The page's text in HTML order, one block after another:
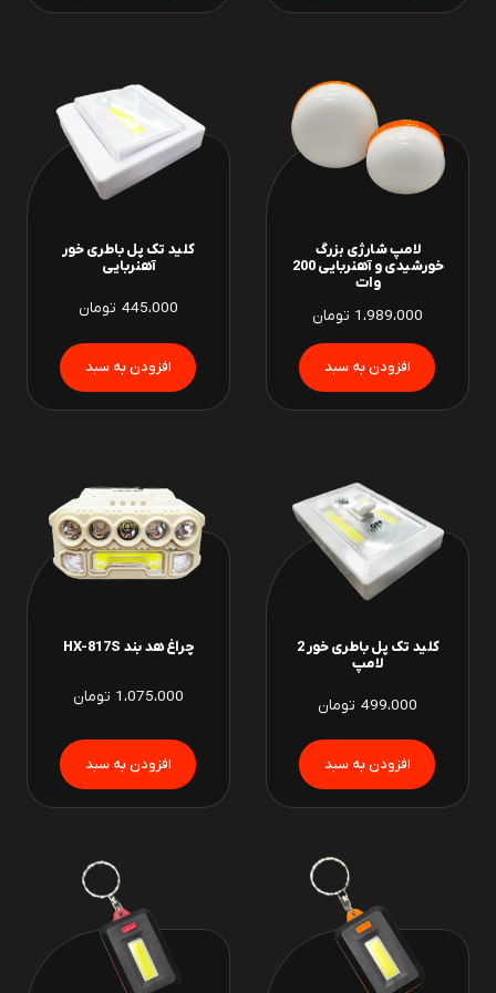
لامپ شارژی بزرگ
خورشیدی و آهنربایی 200
وات
1،989،000 تومان
کلید تک پل باطری خور
آهنربایی
445،000 تومان
کلید تک پل باطری خور 2
لامپ
499،000 تومان
چراغ هد بند HX-817S
1،075،000 تومان